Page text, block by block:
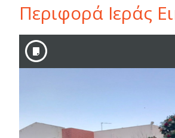
Περιφορά Ιεράς